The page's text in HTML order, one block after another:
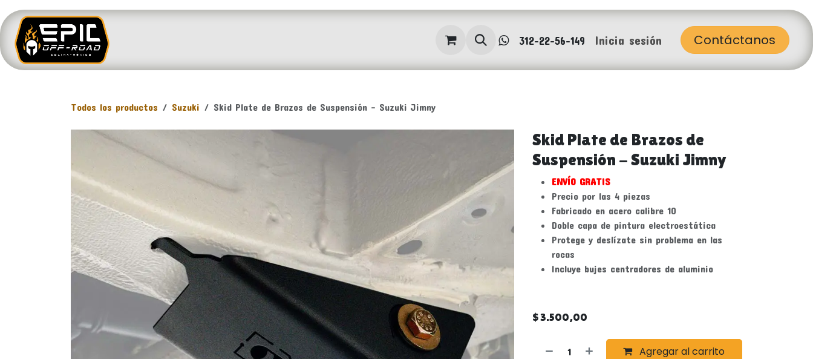
Ir al contenido
QUIÉNES SOMOS Blog312-22-56-149 Inicia sesión Contáctanos
Todos los productos Suzuki Skid Plate de Brazos de Suspensión - Suzuki Jimny
Skid Plate de Brazos de
Suspensión - Suzuki Jimny
ENVÍO GRATIS
Precio por las 4 piezas
Fabricado en acero calibre 10
Doble capa de pintura electroestática
Protege y deslízate sin problema en las
rocas
Incluye bujes centradores de aluminio
$3.500,00
Agregar al carrito